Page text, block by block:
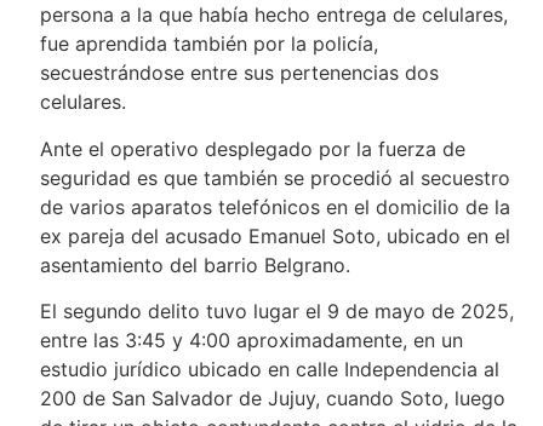
persona a la que había hecho entrega de celulares,
fue aprendida también por la policía,
secuestrándose entre sus pertenencias dos
celulares.
Ante el operativo desplegado por la fuerza de
seguridad es que también se procedió al secuestro
de varios aparatos telefónicos en el domicilio de la
ex pareja del acusado Emanuel Soto, ubicado en el
asentamiento del barrio Belgrano.
El segundo delito tuvo lugar el 9 de mayo de 2025,
entre las 3:45 y 4:00 aproximadamente, en un
estudio jurídico ubicado en calle Independencia al
200 de San Salvador de Jujuy, cuando Soto, luego